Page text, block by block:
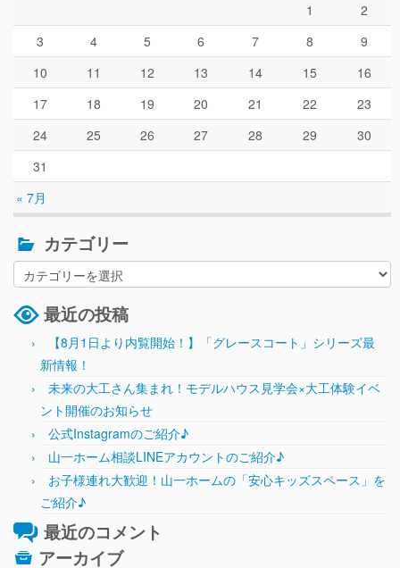
« 7月
1
2
3
4 5 6 7 8
9
10
11 12 13 14 15
16
17
18 19 20 21 22
23
24
25 26 27 28 29
30
31
カテゴリー
最近の投稿
【8月1日より内覧開始！】「グレースコート」シリーズ最
新情報！
未来の大工さん集まれ！モデルハウス見学会×大工体験イベ
ント開催のお知らせ
公式Instagramのご紹介♪
山一ホーム相談LINEアカウントのご紹介♪
お子様連れ大歓迎！山一ホームの「安心キッズスペース」を
ご紹介♪
最近のコメント
アーカイブ